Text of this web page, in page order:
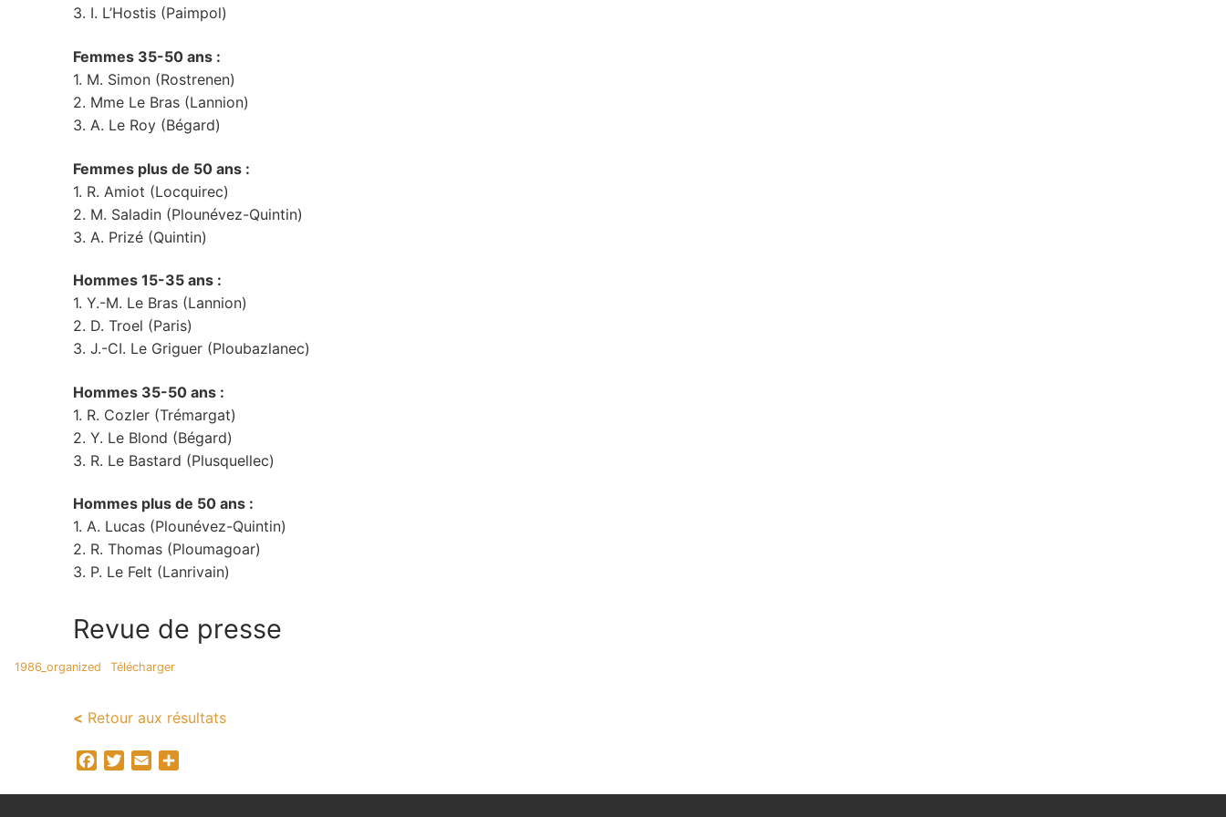
3. I. L’Hostis (Paimpol)
Femmes 35-50 ans :
1. M. Simon (Rostrenen)
2. Mme Le Bras (Lannion)
3. A. Le Roy (Bégard)
Femmes plus de 50 ans :
1. R. Amiot (Locquirec)
2. M. Saladin (Plounévez-Quintin)
3. A. Prizé (Quintin)
Hommes 15-35 ans :
1. Y.-M. Le Bras (Lannion)
2. D. Troel (Paris)
3. J.-CI. Le Griguer (Ploubazlanec)
Hommes 35-50 ans :
1. R. Cozler (Trémargat)
2. Y. Le Blond (Bégard)
3. R. Le Bastard (Plusquellec)
Hommes plus de 50 ans :
1. A. Lucas (Plounévez-Quintin)
2. R. Thomas (Ploumagoar)
3. P. Le Felt (Lanrivain)
Revue de presse
1986_organized Télécharger
< Retour aux résultats
Facebook
Twitter
Email